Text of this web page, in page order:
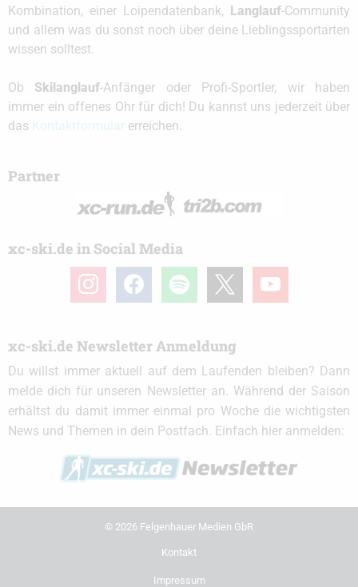
Kombination, einer Loipendatenbank, Langlauf-Community
und allem was du sonst noch über deine Lieblingssportarten
wissen solltest.
Ob Skilanglauf-Anfänger oder Profi-Sportler, wir haben
immer ein offenes Ohr für dich! Du kannst uns jederzeit über
das
erreichen.
Partner
xc-ski.de in Social Media
instagramfacebook spotify youtube
xc-ski.de Newsletter Anmeldung
Du willst immer aktuell auf dem Laufenden bleiben? Dann
melde dich für unseren Newsletter an. Während der Saison
erhältst du damit immer einmal pro Woche die wichtigsten
News und Themen in dein Postfach. Einfach hier anmelden:
© 2026 Felgenhauer Medien GbR
Kontakt
Impressum